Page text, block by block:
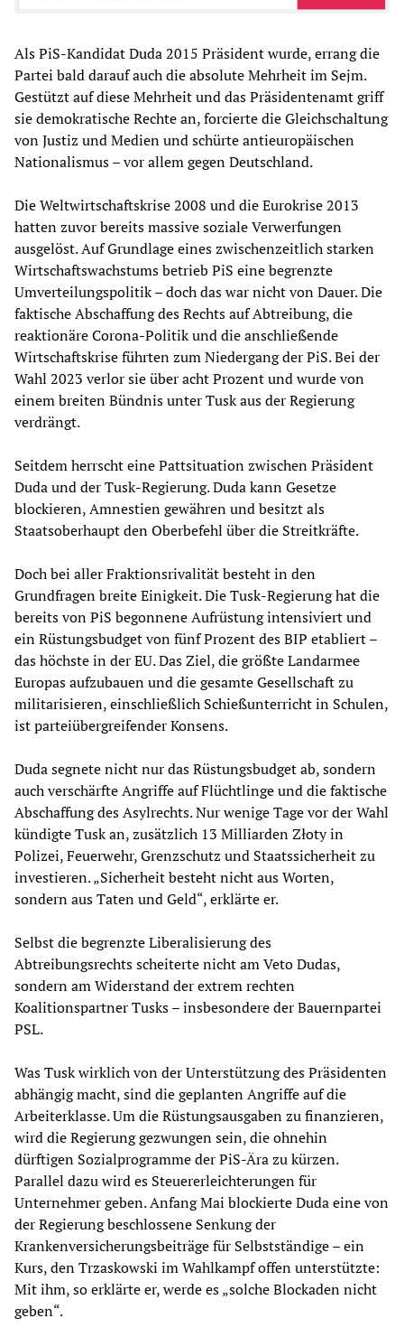
Als PiS-Kandidat Duda 2015 Präsident wurde, errang die
Partei bald darauf auch die absolute Mehrheit im Sejm.
Gestützt auf diese Mehrheit und das Präsidentenamt griff
sie demokratische Rechte an, forcierte die Gleichschaltung
von Justiz und Medien und schürte antieuropäischen
Nationalismus – vor allem gegen Deutschland.
Die Weltwirtschaftskrise 2008 und die Eurokrise 2013
hatten zuvor bereits massive soziale Verwerfungen
ausgelöst. Auf Grundlage eines zwischenzeitlich starken
Wirtschaftswachstums betrieb PiS eine begrenzte
Umverteilungspolitik – doch das war nicht von Dauer. Die
faktische Abschaffung des Rechts auf Abtreibung, die
reaktionäre Corona-Politik und die anschließende
Wirtschaftskrise führten zum Niedergang der PiS. Bei der
Wahl 2023 verlor sie über acht Prozent und wurde von
einem breiten Bündnis unter Tusk aus der Regierung
verdrängt.
Seitdem herrscht eine Pattsituation zwischen Präsident
Duda und der Tusk-Regierung. Duda kann Gesetze
blockieren, Amnestien gewähren und besitzt als
Staatsoberhaupt den Oberbefehl über die Streitkräfte.
Doch bei aller Fraktionsrivalität besteht in den
Grundfragen breite Einigkeit. Die Tusk-Regierung hat die
bereits von PiS begonnene Aufrüstung intensiviert und
ein Rüstungsbudget von fünf Prozent des BIP etabliert –
das höchste in der EU. Das Ziel, die größte Landarmee
Europas aufzubauen und die gesamte Gesellschaft zu
militarisieren, einschließlich Schießunterricht in Schulen,
ist parteiübergreifender Konsens.
Duda segnete nicht nur das Rüstungsbudget ab, sondern
auch verschärfte Angriffe auf Flüchtlinge und die faktische
Abschaffung des Asylrechts. Nur wenige Tage vor der Wahl
kündigte Tusk an, zusätzlich 13 Milliarden Złoty in
Polizei, Feuerwehr, Grenzschutz und Staatssicherheit zu
investieren. „Sicherheit besteht nicht aus Worten,
sondern aus Taten und Geld“, erklärte er.
Selbst die begrenzte Liberalisierung des
Abtreibungsrechts scheiterte nicht am Veto Dudas,
sondern am Widerstand der extrem rechten
Koalitionspartner Tusks – insbesondere der Bauernpartei
PSL.
Was Tusk wirklich von der Unterstützung des Präsidenten
abhängig macht, sind die geplanten Angriffe auf die
Arbeiterklasse. Um die Rüstungsausgaben zu finanzieren,
wird die Regierung gezwungen sein, die ohnehin
dürftigen Sozialprogramme der PiS-Ära zu kürzen.
Parallel dazu wird es Steuererleichterungen für
Unternehmer geben. Anfang Mai blockierte Duda eine von
der Regierung beschlossene Senkung der
Krankenversicherungsbeiträge für Selbstständige – ein
Kurs, den Trzaskowski im Wahlkampf offen unterstützte:
Mit ihm, so erklärte er, werde es „solche Blockaden nicht
geben“.